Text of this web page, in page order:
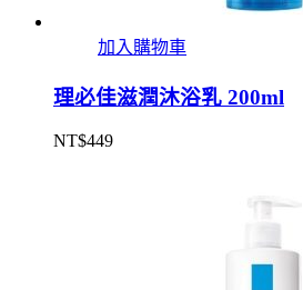
加入購物車
理必佳滋潤沐浴乳 200ml
NT$449